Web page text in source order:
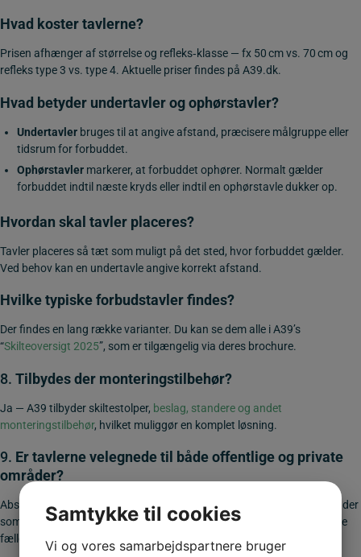
Hvad koster tavlerne?
Prisen afhænger af størrelse og refleks‑klasse — fx 50 cm vs. 70 cm og
refleks type 3 vs. type 4. Aktuelle priser findes på A39.dk.
Hvad betyder undertavler og ophørstavler?
Undertavler bruges til at angive afstand, præcisere målgruppe eller
tidsrum for forbuddet.
Ophørstavler markerer, at forbuddet ophører. Normalt gælder
forbuddet indtil næste kryds eller indtil en ophørstavle dukker op.
Hvordan skal tavler placeres?
Tavler placeres så tæt som muligt på det sted, hvor forbuddet gælder.
Ved behov kan en undertavle angive korrekt afstand.
Hvilke typiske forbudstavler findes?
Der findes en lang række varianter. Du kan se dem alle i A39’s
“Skilteoversigt 2025”, som er tilgængelig via deres brochure.
8. Tilbydes der monteringstilbehør?
Ja — A39 tilbyder skiltestolper, beslag, standere og andet
monteringstilbehør, hvilket muliggør en komplet løsning.
9. Er tavlerne velegnede til både offentlige og private
områder?
Absolut. Tavlerne er velegnede til både offentlige veje og private områder
som byggepladser, erhvervsområder, sommerhusområder eller private
fællesveje.
Samtykke til cookies
Vi og vores samarbejdspartnere bruger